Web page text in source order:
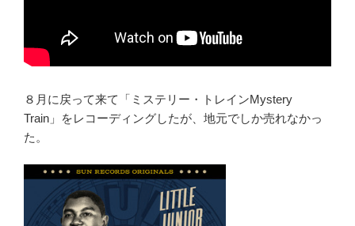
８月に戻って来て「ミステリー・トレインMystery
Train」をレコーディングしたが、地元でしか売れなかっ
た。